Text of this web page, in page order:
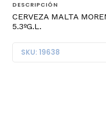
DESCRIPCIÓN
CERVEZA MALTA
5.3ºG.L.
SKU: 19638